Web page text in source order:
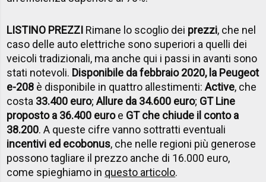
LISTINO PREZZI Rimane lo scoglio dei prezzi, che nel
caso delle auto elettriche sono superiori a quelli dei
veicoli tradizionali, ma anche qui i passi in avanti sono
stati notevoli. Disponibile da febbraio 2020, la Peugeot
e-208 è disponibile in quattro allestimenti:Active, che
costa 33.400 euro;Allure da 34.600 euro; GT Line
proposto a 36.400 euroe GT che chiude il conto a
38.200. A queste cifre vanno sottratti eventuali
incentivi ed ecobonus, che nelle regioni più generose
possono tagliare il prezzo anche di 16.000 euro,
come spieghiamo in questo articolo.